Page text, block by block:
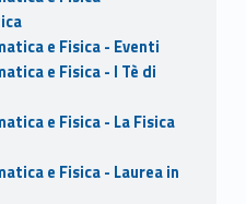
e Fisica - Eventi
e Fisica - I Tè di
e Fisica - La Fisica
e Fisica - Laurea in